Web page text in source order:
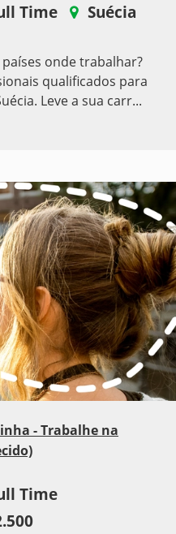
Time Suécia
onde trabalhar?
qualificados para
Leve a sua carr...
- Trabalhe na
Time